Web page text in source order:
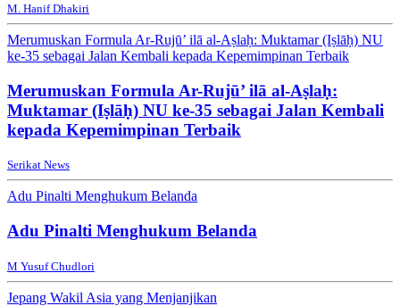
M. Hanif Dhakiri
Merumuskan Formula Ar-Rujū’ ilā al-Aṣlaḥ: Muktamar (Iṣlāḥ) NU
ke-35 sebagai Jalan Kembali kepada Kepemimpinan Terbaik
Merumuskan Formula Ar-Rujū’ ilā al-Aṣlaḥ:
Muktamar (Iṣlāḥ) NU ke-35 sebagai Jalan Kembali
kepada Kepemimpinan Terbaik
Serikat News
Adu Pinalti Menghukum Belanda
Adu Pinalti Menghukum Belanda
M Yusuf Chudlori
Jepang Wakil Asia yang Menjanjikan